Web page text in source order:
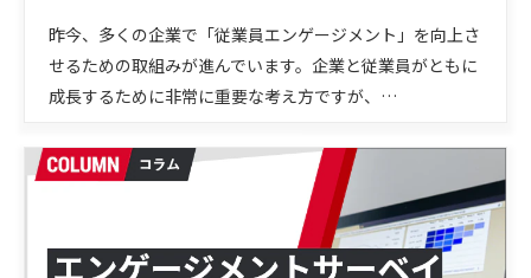
昨今、多くの企業で「従業員エンゲージメント」を向上さ
せるための取組みが進んでいます。企業と従業員がともに
成長するために非常に重要な考え方ですが、…